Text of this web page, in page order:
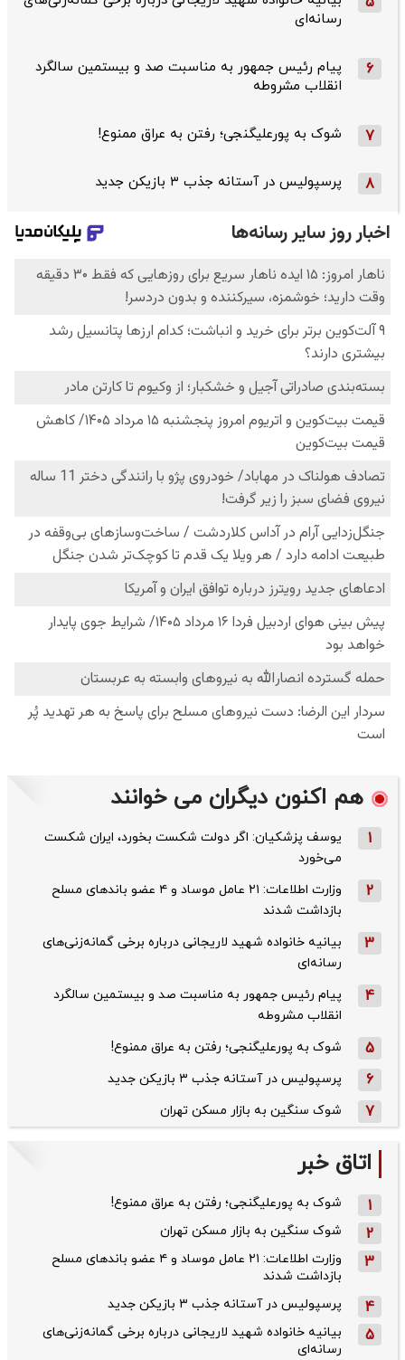
رسانه‌ای
6
پیام رئیس جمهور به مناسبت صد و بیستمین سالگرد
انقلاب مشروطه
7 شوک به پورعلیگنجی؛ رفتن به عراق ممنوع!
8 پرسپولیس در آستانه جذب ۳ بازیکن جدید
هم اکنون دیگران می خوانند
1
یوسف پزشکیان: اگر دولت شکست بخورد، ایران شکست
می‌خورد
2
وزارت اطلاعات: ۲۱ عامل موساد و ۴ عضو باندهای مسلح
بازداشت شدند
3
بیانیه خانواده شهید لاریجانی درباره برخی گمانه‌زنی‌های
رسانه‌ای
4
پیام رئیس جمهور به مناسبت صد و بیستمین سالگرد
انقلاب مشروطه
5 شوک به پورعلیگنجی؛ رفتن به عراق ممنوع!
6 پرسپولیس در آستانه جذب ۳ بازیکن جدید
7 شوک سنگین به بازار مسکن تهران
اتاق خبر
1 شوک به پورعلیگنجی؛ رفتن به عراق ممنوع!
2 شوک سنگین به بازار مسکن تهران
3
وزارت اطلاعات: ۲۱ عامل موساد و ۴ عضو باندهای مسلح
بازداشت شدند
4 پرسپولیس در آستانه جذب ۳ بازیکن جدید
5
بیانیه خانواده شهید لاریجانی درباره برخی گمانه‌زنی‌های
رسانه‌ای